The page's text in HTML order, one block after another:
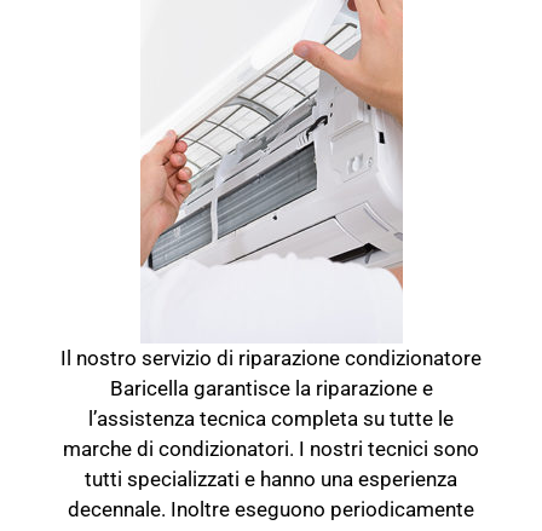
Il nostro servizio di riparazione condizionatore
Baricella garantisce la riparazione e
l’assistenza tecnica completa su tutte le
marche di condizionatori. I nostri tecnici sono
tutti specializzati e hanno una esperienza
decennale. Inoltre eseguono periodicamente